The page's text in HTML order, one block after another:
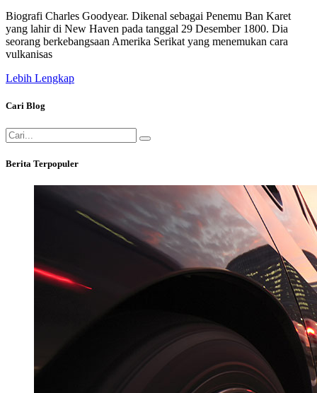
Biografi Charles Goodyear. Dikenal sebagai Penemu Ban Karet
yang lahir di New Haven pada tanggal 29 Desember 1800. Dia
seorang berkebangsaan Amerika Serikat yang menemukan cara
vulkanisas
Lebih Lengkap
Cari Blog
Berita Terpopuler